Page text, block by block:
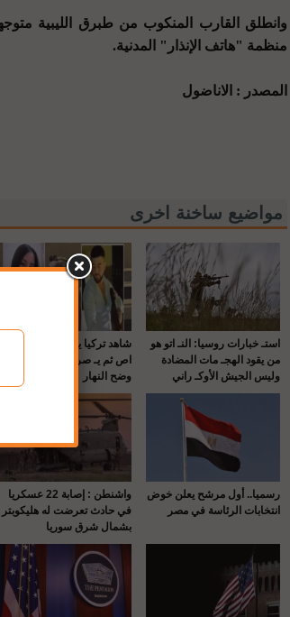
منظمة "هاتف الإنذار" المدنية.
المصدر : الاناضول
مواضيع ساخنة اخرى
استـ خبارات روسيا: النـ اتو هو
من يقود الهجـ مات المضادة
وليس الجيش الأوكـ راني
شاهد تركيا يقـ تل حماه بالرصـ
اص ثم يـ صرع طليقته في
وضح النهار
رسميا.. أول مرشح يعلن خوض
انتخابات الرئاسة في مصر
واشنطن : إصابة 22 عسكريا
في حادث تعرضت له هليكوبتر
بشمال شرق سوريا